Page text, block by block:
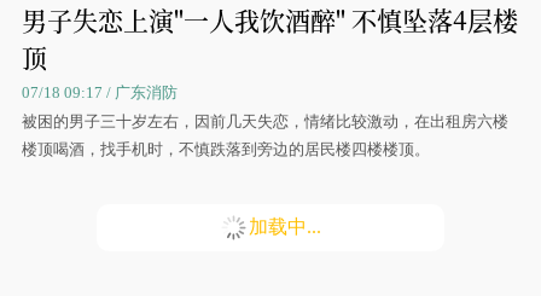
男子失恋上演"一人我饮酒醉" 不慎坠落4层楼
顶
07/18 09:17 / 广东消防
被困的男子三十岁左右，因前几天失恋，情绪比较激动，在出租房六楼
楼顶喝酒，找手机时，不慎跌落到旁边的居民楼四楼楼顶。
加载中...